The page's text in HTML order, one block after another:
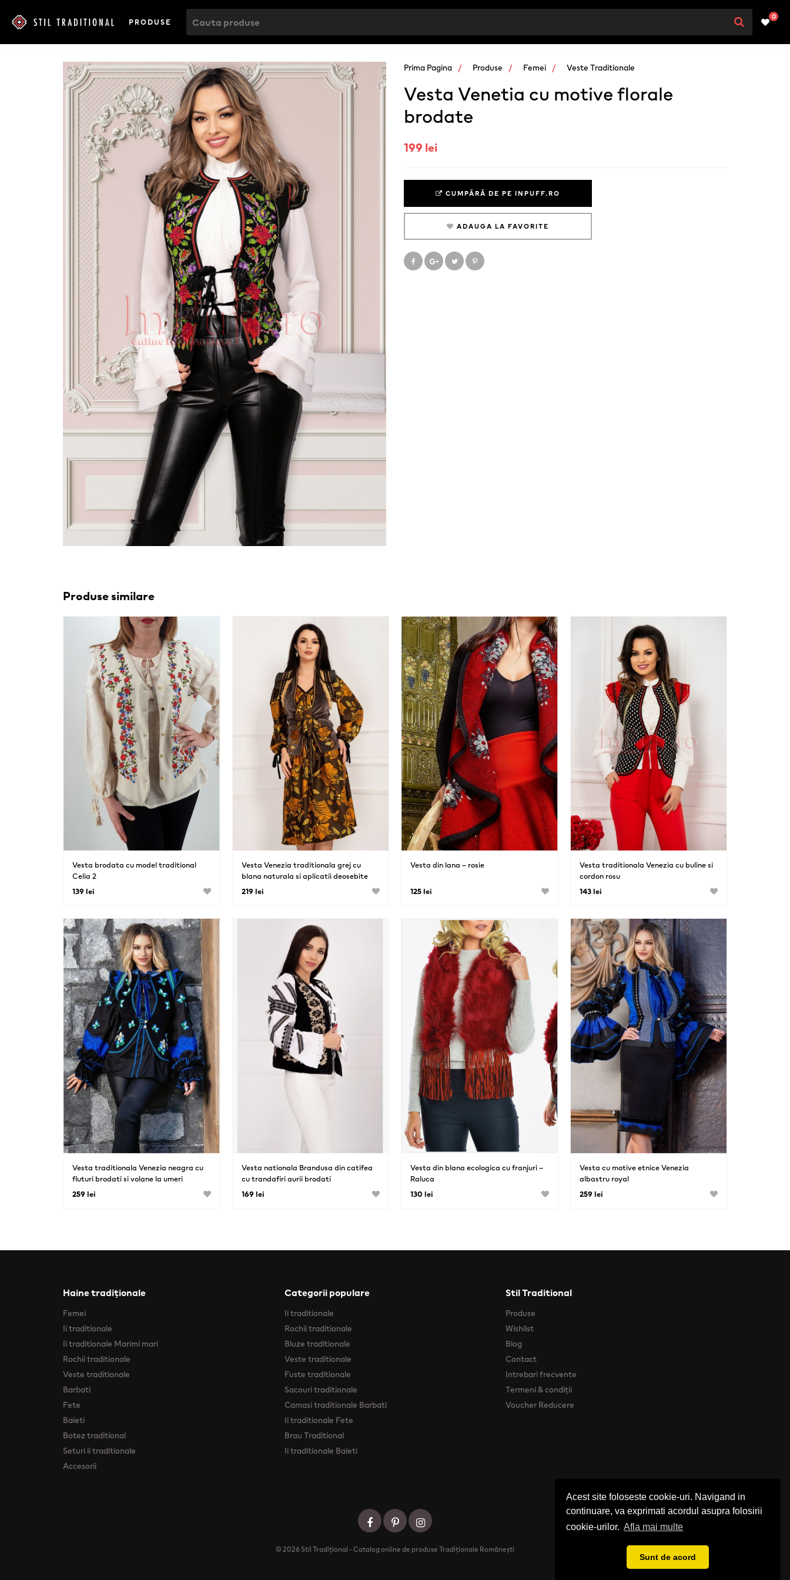
Acest site foloseste cookie-uri. Navigand in
continuare, va exprimati acordul asupra folosirii
cookie-urilor. Afla mai multe
Sunt de acord
PRODUSE
0
Prima Pagina Produse Femei Veste Traditionale
Vesta Venetia cu motive florale
brodate
199 lei
CUMPĂRĂ DE PE INPUFF.RO
ADAUGA LA FAVORITE
Produse similare
Vesta brodata cu model traditional
Celia 2
139 lei
Vesta Venezia traditionala grej cu
blana naturala si aplicatii deosebite
219 lei
Vesta din lana – rosie
125 lei
Vesta traditionala Venezia cu buline si
cordon rosu
143 lei
Vesta traditionala Venezia neagra cu
fluturi brodati si volane la umeri
259 lei
Vesta nationala Brandusa din catifea
cu trandafiri aurii brodati
169 lei
Vesta din blana ecologica cu franjuri –
Raluca
130 lei
Vesta cu motive etnice Venezia
albastru royal
259 lei
Haine tradiționale
Femei
Ii traditionale
Ii traditionale Marimi mari
Rochii traditionale
Veste traditionale
Barbati
Fete
Baieti
Botez traditional
Seturi ii traditionale
Accesorii
Categorii populare
Ii traditionale
Rochii traditionale
Bluze traditionale
Veste traditionale
Fuste traditionale
Sacouri traditionale
Camasi traditionale Barbati
Ii traditionale Fete
Brau Traditional
Ii traditionale Baieti
Stil Traditional
Produse
Wishlist
Blog
Contact
Intrebari frecvente
Termeni & condiții
Voucher Reducere
© 2026 Stil Tradițional - Catalog online de produse Tradiționale Românești